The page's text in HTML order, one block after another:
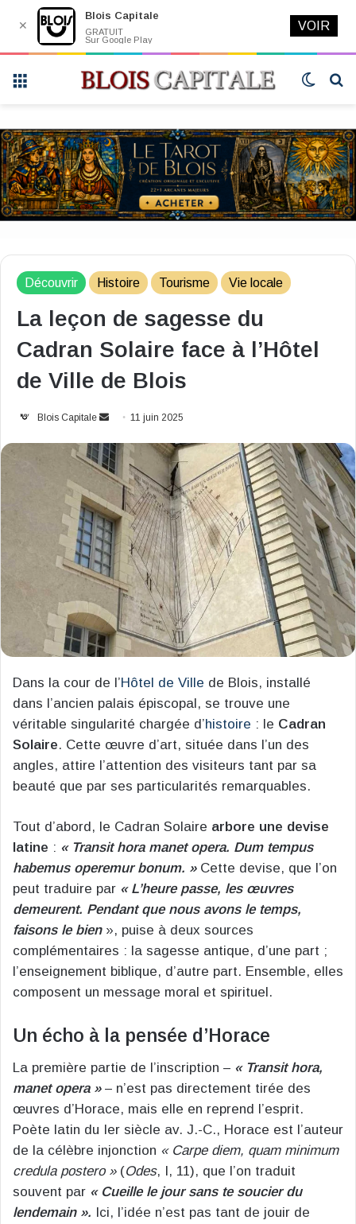
Switch
Découvrir Histoire Tourisme Vie locale
La leçon de sagesse du
Cadran Solaire face à l’Hôtel
de Ville de Blois
Blois Capitale
Envoyer
courriel
11 juin 2025
Dans la cour de l’Hôtel de Ville de Blois, installé
dans l’ancien palais épiscopal, se trouve une
véritable singularité chargée d’histoire : le Cadran
Solaire. Cette œuvre d’art, située dans l’un des
angles, attire l’attention des visiteurs tant par sa
beauté que par ses particularités remarquables.
Tout d’abord, le Cadran Solaire arbore une devise
latine : « Transit hora manet opera. Dum tempus
habemus operemur bonum. »Cette devise, que l’on
peut traduire par « L’heure passe, les œuvres
demeurent. Pendant que nous avons le temps,
faisons le bien », puise à deux sources
complémentaires : la sagesse antique, d’une part ;
l’enseignement biblique, d’autre part. Ensemble, elles
composent un message moral et spirituel.
Un écho à la pensée d’Horace
La première partie de l’inscription – « Transit hora,
manet opera »– n’est pas directement tirée des
œuvres d’Horace, mais elle en reprend l’esprit.
Poète latin du Ier siècle av. J.-C., Horace est l’auteur
de la célèbre injonction « Carpe diem, quam minimum
credula postero »(Odes, I, 11), que l’on traduit
souvent par « Cueille le jour sans te soucier du
lendemain ». Ici, l’idée n’est pas tant de jouir de
✕
Blois Capitale
GRATUIT
Sur Google Play
VOIR